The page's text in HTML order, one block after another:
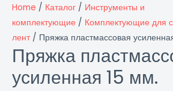
Home / Каталог / Инструменты и
комплектующие / Комплектующие для
лент/ Пряжка пластмассовая
Пряжка
усиленная 15 мм.